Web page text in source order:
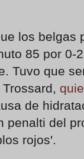
los belgas
85 por 0-
Tuvo que
de
penalti del
rojos'.